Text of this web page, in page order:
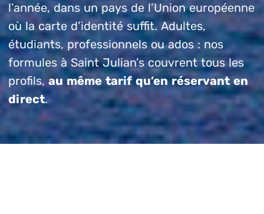
l’année, dans un pays de l’Union européenne
où la carte d’identité suffit. Adultes,
étudiants, professionnels ou ados : nos
formules à Saint Julian’s couvrent tous les
profils,au même tarif qu’en réservant en
direct.